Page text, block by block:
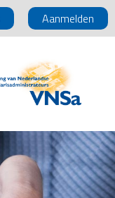
Aanmelden